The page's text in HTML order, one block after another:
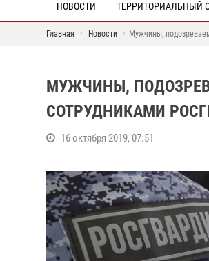
НОВОСТИ ТЕРРИТОРИАЛЬНЫЙ
Главная Новости Мужчины,
МУЖЧИНЫ,
СОТРУДНИКАМИ
16 октября 2019, 07:51